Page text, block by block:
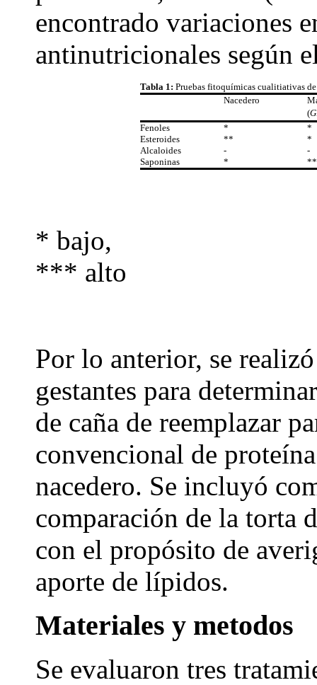
encontrado variaciones
antinutricionales según
Tabla 1: Pruebas fitoquímicas cualitiativas
Nacedero
(
Fenoles
*
*
Esteroides
**
*
Alcaloides
-
-
Saponinas
* **
* bajo,
*** alto
Por lo anterior, se
gestantes para
de caña de reemplazar
convencional de
nacedero. Se incluyó
comparación de la torta
con el propósito de
aporte de lípidos.
Materiales y metodos
Se evaluaron tres